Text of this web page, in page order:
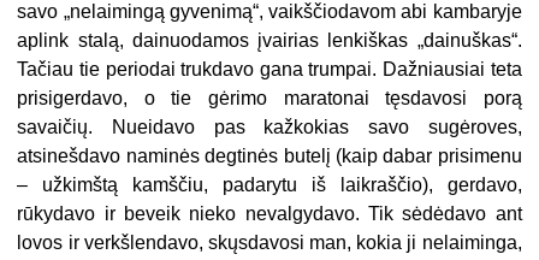
savo „nelaimingą gyvenimą“, vaikščiodavom abi kambaryje
aplink stalą, dainuodamos įvairias lenkiškas „dainuškas“.
Tačiau tie periodai trukdavo gana trumpai. Dažniausiai teta
prisigerdavo, o tie gėrimo maratonai tęsdavosi porą
savaičių. Nueidavo pas kažkokias savo sugėroves,
atsinešdavo naminės degtinės butelį (kaip dabar prisimenu
– užkimštą kamščiu, padarytu iš laikraščio), gerdavo,
rūkydavo ir beveik nieko nevalgydavo. Tik sėdėdavo ant
lovos ir verkšlendavo, skųsdavosi man, kokia ji nelaiminga,